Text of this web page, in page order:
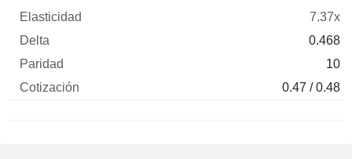
7.37x
0.468
10
0.47 / 0.48